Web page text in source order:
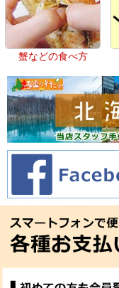
蟹などの食べ方